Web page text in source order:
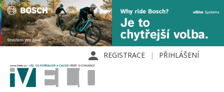
REGISTRACE PŘIHLÁŠENÍ